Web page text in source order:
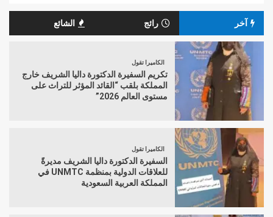
آخر رائج الشائع
الكاميرا تقول
تكريم السفيرة الدكتورة داليا الشريف خارج
المملكة بلقب “القائد المؤثر للتراث على
مستوى العالم 2026”
الكاميرا تقول
السفيرة الدكتورة داليا الشريف مديرةً
للعلاقات الدولية بمنظمة UNMTC في
المملكة العربية السعودية